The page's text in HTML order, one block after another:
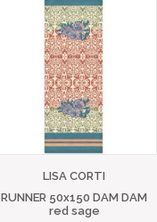
LISA CORTI
RUNNER 50x150 DAM DAM
red sage